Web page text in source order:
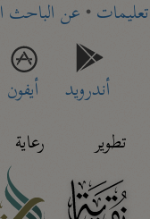
تعليمات• عن الباحث
أندرويد
أيفون
تطوير
رعاية